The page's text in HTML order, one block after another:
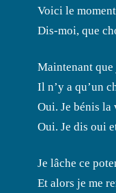
Voici le
Dis-moi, que
Maintenant
Il n’y a qu’un
Oui. Je bénis la
Oui. Je dis oui
Je lâche ce
Et alors je me